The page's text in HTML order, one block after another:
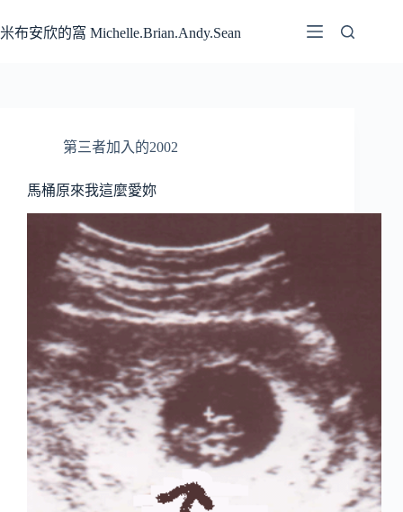
至
米布安欣的窩 Michelle.Brian.Andy.Sean
第三者加入的2002
馬桶原來我這麼愛妳